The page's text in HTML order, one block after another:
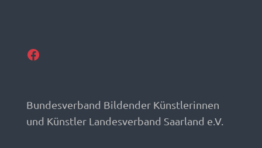
Facebook
Bundesverband Bildender Künstlerinnen
und Künstler Landesverband Saarland e.V.